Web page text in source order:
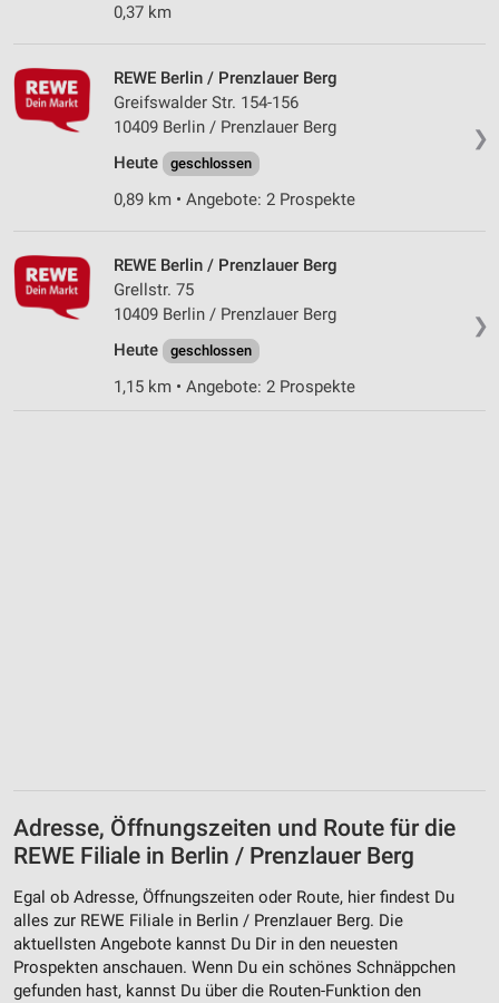
0,37 km
❯
REWE Berlin / Prenzlauer Berg
Greifswalder Str. 154-156
10409 Berlin / Prenzlauer Berg
Heute
geschlossen
0,89 km • Angebote: 2 Prospekte
❯
REWE Berlin / Prenzlauer Berg
Grellstr. 75
10409 Berlin / Prenzlauer Berg
Heute
geschlossen
1,15 km • Angebote: 2 Prospekte
Adresse, Öffnungszeiten und Route für die
REWE Filiale in Berlin / Prenzlauer Berg
Egal ob Adresse, Öffnungszeiten oder Route, hier findest Du
alles zur REWE Filiale in Berlin / Prenzlauer Berg. Die
aktuellsten Angebote kannst Du Dir in den neuesten
Prospekten anschauen. Wenn Du ein schönes Schnäppchen
gefunden hast, kannst Du über die Routen-Funktion den
Verwendung genauer Standortdaten
Geräte anhand von aktiv angeforderten
Informationen identifizieren
Nicht-IAB-Verarbeitungszwecke:
Funktional